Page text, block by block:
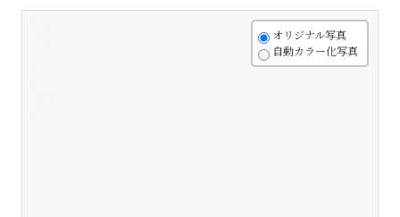
オリジナル写真
自動カラー化写真